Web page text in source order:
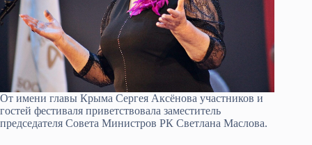
От имени главы Крыма Сергея Аксёнова участников и
гостей фестиваля приветствовала заместитель
председателя Совета Министров РК Светлана Маслова.